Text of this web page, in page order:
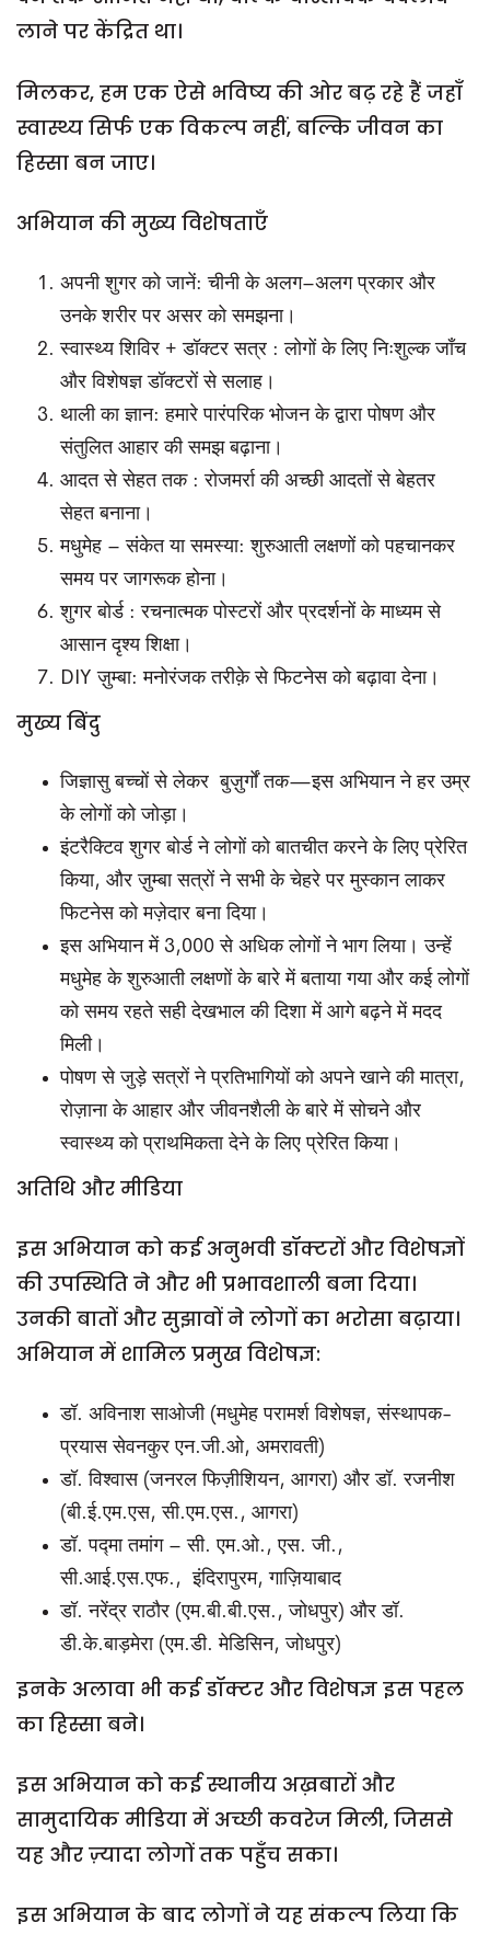
लाने पर केंद्रित था।
मिलकर, हम एक ऐसे भविष्य की ओर बढ़ रहे हैं जहाँ
स्वास्थ्य सिर्फ एक विकल्प नहीं, बल्कि जीवन का
हिस्सा बन जाए।
अभियान की मुख्य विशेषताएँ
अपनी शुगर को जानें: चीनी के अलग–अलग प्रकार और
उनके शरीर पर असर को समझना।
स्वास्थ्य शिविर + डॉक्टर सत्र : लोगों के लिए निःशुल्क जाँच
और विशेषज्ञ डॉक्टरों से सलाह।
थाली का ज्ञान: हमारे पारंपरिक भोजन के द्वारा पोषण और
संतुलित आहार की समझ बढ़ाना।
आदत से सेहत तक : रोजमर्रा की अच्छी आदतों से बेहतर
सेहत बनाना।
मधुमेह – संकेत या समस्या: शुरुआती लक्षणों को पहचानकर
समय पर जागरूक होना।
शुगर बोर्ड : रचनात्मक पोस्टरों और प्रदर्शनों के माध्यम से
आसान दृश्य शिक्षा।
DIY ज़ुम्बा: मनोरंजक तरीक़े से फिटनेस को बढ़ावा देना।
मुख्य बिंदु
जिज्ञासु बच्चों से लेकर बुज़ुर्गों तक—इस अभियान ने हर उम्र
के लोगों को जोड़ा।
इंटरैक्टिव शुगर बोर्ड ने लोगों को बातचीत करने के लिए प्रेरित
किया, और ज़ुम्बा सत्रों ने सभी के चेहरे पर मुस्कान लाकर
फिटनेस को मज़ेदार बना दिया।
इस अभियान में 3,000 से अधिक लोगों ने भाग लिया। उन्हें
मधुमेह के शुरुआती लक्षणों के बारे में बताया गया और कई लोगों
को समय रहते सही देखभाल की दिशा में आगे बढ़ने में मदद
मिली।
पोषण से जुड़े सत्रों ने प्रतिभागियों को अपने खाने की मात्रा,
रोज़ाना के आहार और जीवनशैली के बारे में सोचने और
स्वास्थ्य को प्राथमिकता देने के लिए प्रेरित किया।
अतिथि और मीडिया
इस अभियान को कई अनुभवी डॉक्टरों और विशेषज्ञों
की उपस्थिति ने और भी प्रभावशाली बना दिया।
उनकी बातों और सुझावों ने लोगों का भरोसा बढ़ाया।
अभियान में शामिल प्रमुख विशेषज्ञ:
डॉ. अविनाश साओजी (मधुमेह परामर्श विशेषज्ञ, संस्थापक-
प्रयास सेवनकुर एन.जी.ओ, अमरावती)
डॉ. विश्वास (जनरल फिज़ीशियन, आगरा) और डॉ. रजनीश
(बी.ई.एम.एस, सी.एम.एस., आगरा)
डॉ. पद्मा तमांग – सी. एम.ओ., एस. जी.,
सी.आई.एस.एफ., इंदिरापुरम, गाज़ियाबाद
डॉ. नरेंद्र राठौर (एम.बी.बी.एस., जोधपुर) और डॉ.
डी.के.बाड़मेरा (एम.डी. मेडिसिन, जोधपुर)
इनके अलावा भी कई डॉक्टर और विशेषज्ञ इस पहल
का हिस्सा बने।
इस अभियान को कई स्थानीय अख़बारों और
सामुदायिक मीडिया में अच्छी कवरेज मिली, जिससे
यह और ज़्यादा लोगों तक पहुँच सका।
इस अभियान के बाद लोगों ने यह संकल्प लिया कि